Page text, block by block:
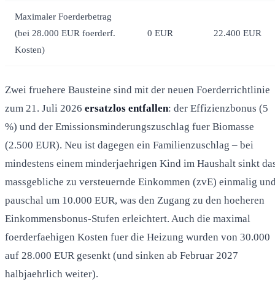
Maximaler Foerderbetrag
(bei 28.000 EUR foerderf.
Kosten)
0 EUR 22.400 EUR
Zwei fruehere Bausteine sind mit der neuen Foerderrichtlinie
zum 21. Juli 2026 ersatzlos entfallen: der Effizienzbonus (5
%) und der Emissionsminderungszuschlag fuer Biomasse
(2.500 EUR). Neu ist dagegen ein Familienzuschlag – bei
mindestens einem minderjaehrigen Kind im Haushalt sinkt
massgebliche zu versteuernde Einkommen (zvE) einmalig
pauschal um 10.000 EUR, was den Zugang zu den hoeheren
Einkommensbonus-Stufen erleichtert. Auch die maximal
foerderfaehigen Kosten fuer die Heizung wurden von 30.000
auf 28.000 EUR gesenkt (und sinken ab Februar 2027
halbjaehrlich weiter).